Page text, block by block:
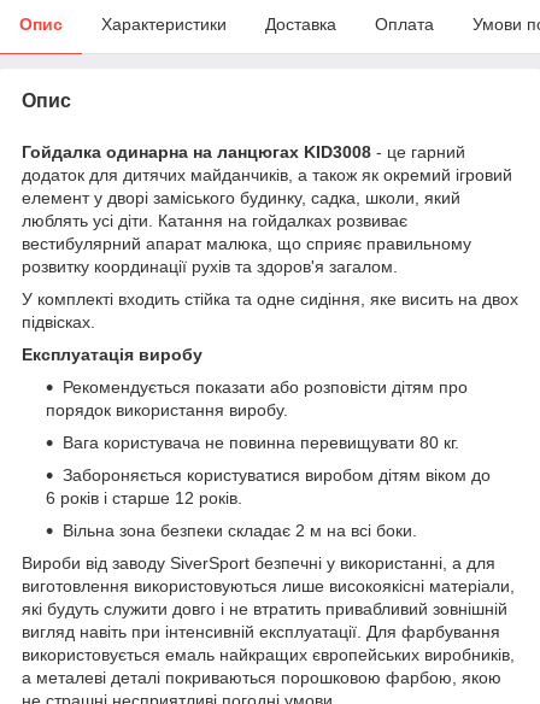
Опис Характеристики Доставка Оплата Умови
Опис
Гойдалка одинарна на ланцюгах KID3008 - це гарний
додаток для дитячих майданчиків, а також як окремий ігровий
елемент у дворі заміського будинку, садка, школи, який
люблять усі діти. Катання на гойдалках розвиває
вестибулярний апарат малюка, що сприяє правильному
розвитку координації рухів та здоров'я загалом.
У комплекті входить стійка та одне сидіння, яке висить на двох
підвісках.
Експлуатація виробу
Рекомендується показати або розповісти дітям про
порядок використання виробу.
Вага користувача не повинна перевищувати 80 кг.
Забороняється користуватися виробом дітям віком до
6 років і старше 12 років.
Вільна зона безпеки складає 2 м на всі боки.
Вироби від заводу SiverSport безпечні у використанні, а для
виготовлення використовуються лише високоякісні матеріали,
які будуть служити довго і не втратить привабливий зовнішній
вигляд навіть при інтенсивній експлуатації. Для фарбування
використовується емаль найкращих європейських виробників,
а металеві деталі покриваються порошковою фарбою, якою
не страшні несприятливі погодні умови.